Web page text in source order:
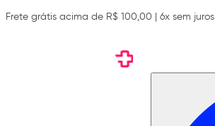
Frete grátis acima de R$ 100,00 | 6x sem juros